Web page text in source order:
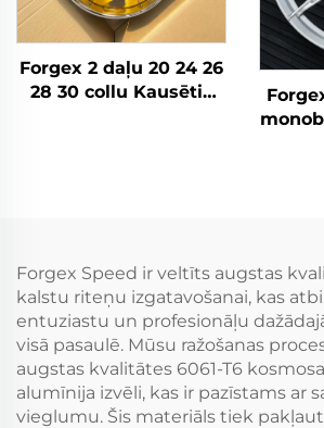
Forgex 2 daļu 20 24 26
28 30 collu Kausētie
Forgex Speed ir veltīts augstas
kalstu riteņu izgatavošanai, kas
entuziastu un profesionāļu
visā pasaulē. Mūsu ražošanas
augstas kvalitātes 6061-T6
alumīnija izvēli, kas ir pazīstams ar
vieglumu. Šis materiāls tiek